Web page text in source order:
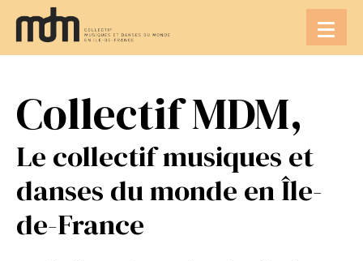
contenu
Collectif MDM,
Le collectif musiques et
danses du monde en Île-
de-France